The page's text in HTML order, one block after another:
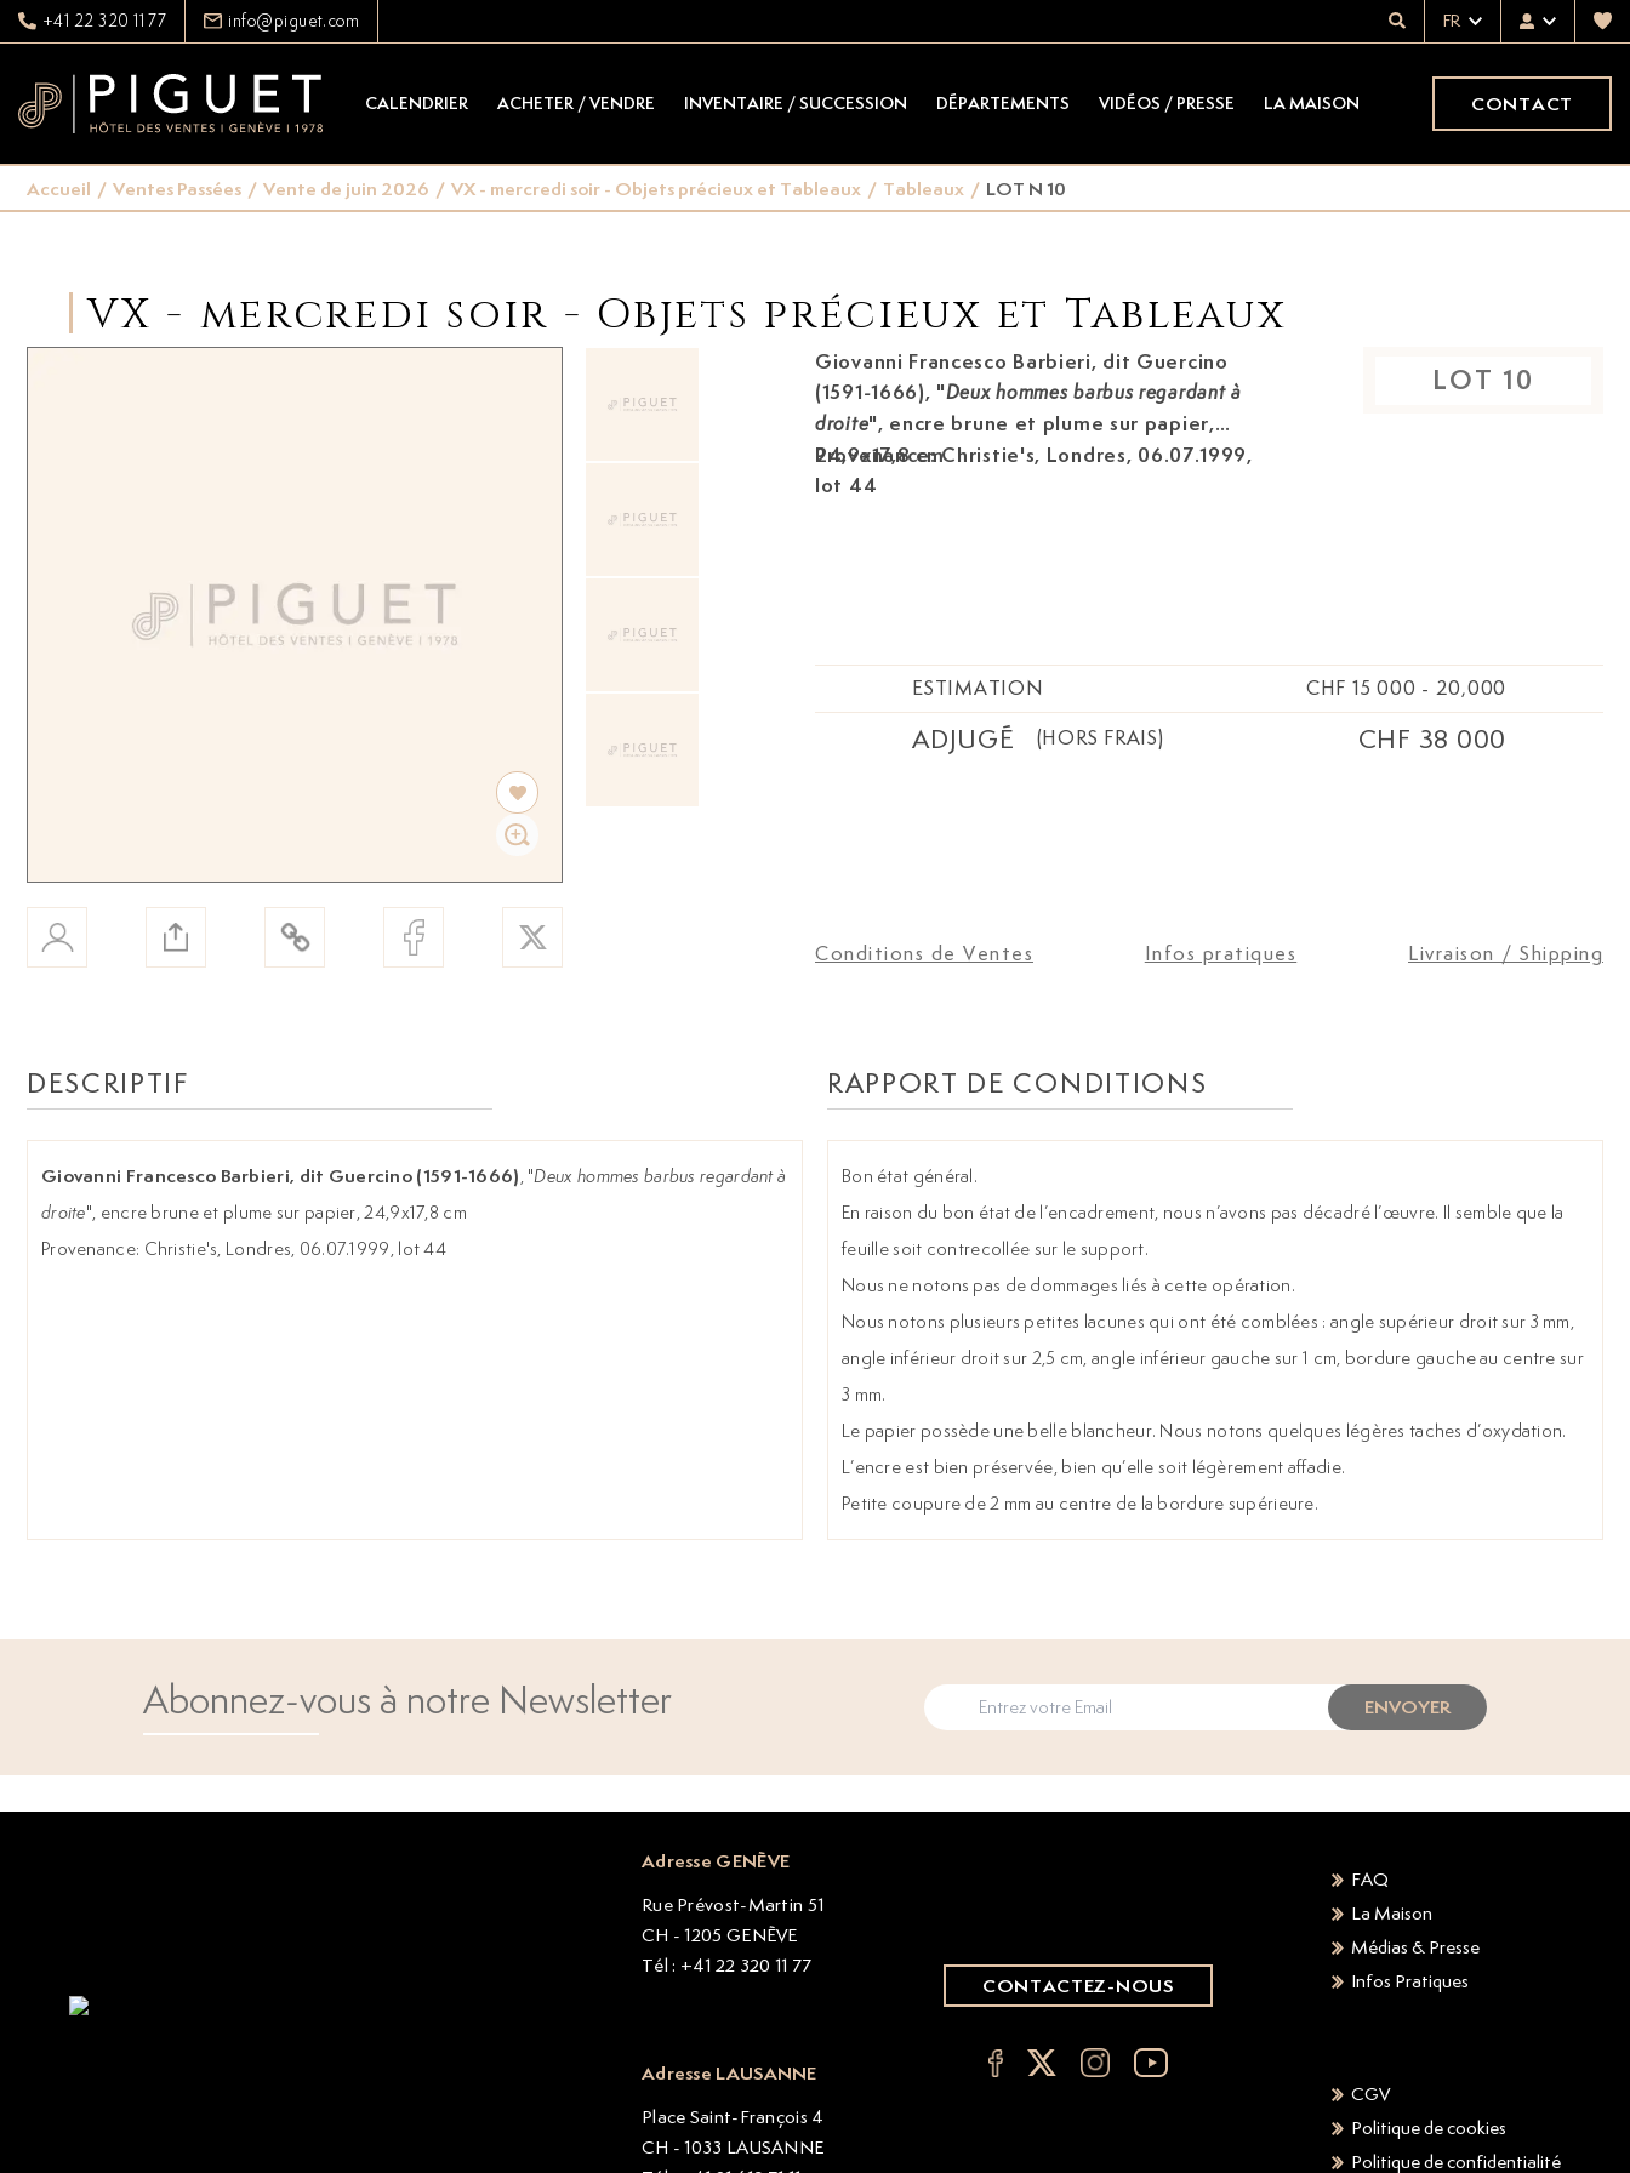
+41 22 320 11 77 info@piguet.com FR
CALENDRIER ACHETER / VENDRE INVENTAIRE / SUCCESSION DÉPARTEMENTS VIDÉOS / PRESSE LA MAISON CONTACT
Accueil / Ventes Passées / Vente de juin 2026 / VX - mercredi soir - Objets précieux et Tableaux / Tableaux / LOT N 10
VX - mercredi soir - Objets précieux et Tableaux
Giovanni Francesco Barbieri, dit Guercino
(1591-1666), "Deux hommes barbus regardant à
droite", encre brune et plume sur papier,
24,9x17,8 cm
Provenance: Christie's, Londres, 06.07.1999,
lot 44
LOT 10
ESTIMATION CHF 15 000 - 20,000
ADJUGÉ (HORS FRAIS) CHF 38 000
Conditions de Ventes Infos pratiques Livraison / Shipping
DESCRIPTIF
Giovanni Francesco Barbieri, dit Guercino (1591-1666), "Deux hommes barbus regardant à
droite", encre brune et plume sur papier, 24,9x17,8 cm
Provenance: Christie's, Londres, 06.07.1999, lot 44
RAPPORT DE CONDITIONS
Bon état général.
En raison du bon état de l’encadrement, nous n’avons pas décadré l’œuvre. Il semble que la
feuille soit contrecollée sur le support.
Nous ne notons pas de dommages liés à cette opération.
Nous notons plusieurs petites lacunes qui ont été comblées : angle supérieur droit sur 3 mm,
angle inférieur droit sur 2,5 cm, angle inférieur gauche sur 1 cm, bordure gauche au centre sur
3 mm.
Le papier possède une belle blancheur. Nous notons quelques légères taches d’oxydation.
L’encre est bien préservée, bien qu’elle soit légèrement affadie.
Petite coupure de 2 mm au centre de la bordure supérieure.
Abonnez-vous à notre Newsletter ENVOYER
Adresse GENÈVE
Rue Prévost-Martin 51
CH - 1205 GENÈVE
Tél : +41 22 320 11 77
Adresse LAUSANNE
Place Saint-François 4
CH - 1033 LAUSANNE
CONTACTEZ-NOUS
FAQ
La Maison
Médias & Presse
Infos Pratiques
CGV
Politique de cookies
Politique de confidentialité